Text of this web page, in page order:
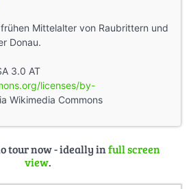
Mittelalter von Raubrittern und
Donau.
3.0 AT
licenses/by-
Wikimedia Commons
tour now - ideally infull screen
view.